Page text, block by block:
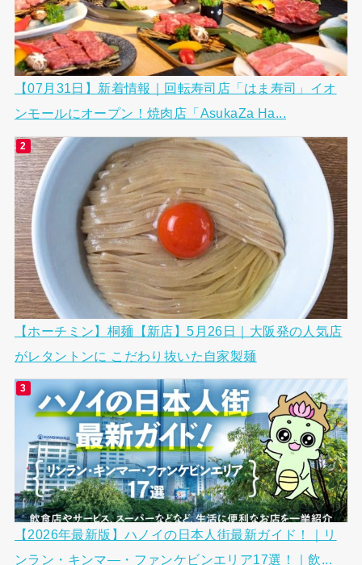
【07月31日】新着情報｜回転寿司店「はま寿司」イオ
ンモールにオープン！焼肉店「AsukaZa Ha...
【ホーチミン】桐麺【新店】5月26日｜大阪発の人気店
がレタントンに こだわり抜いた自家製麺
【2026年最新版】ハノイの日本人街最新ガイド！｜リ
ンラン・キンマ―・ファンケビンエリア17選！｜飲...